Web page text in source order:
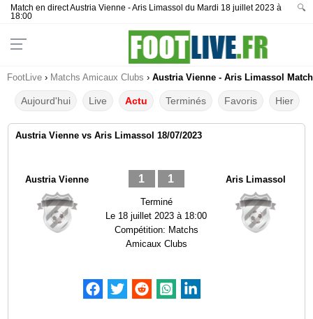
Match en direct Austria Vienne - Aris Limassol du Mardi 18 juillet 2023 à
18:00
🔍
FootLive › Matchs Amicaux Clubs › Austria Vienne - Aris Limassol
Aujourd'hui Live Actu Terminés Favoris Hier
Austria Vienne vs Aris Limassol 18/07/2023
Austria Vienne 1 1
Terminé
Le 18 juillet 2023 à 18:00
Compétition: Matchs
Amicaux Clubs
Aris Limassol